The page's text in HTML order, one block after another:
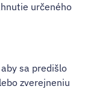
určeného
sa predišlo
zverejneniu